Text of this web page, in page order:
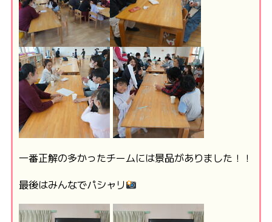
一番正解の多かったチームには景品がありました！！
最後はみんなでパシャリ